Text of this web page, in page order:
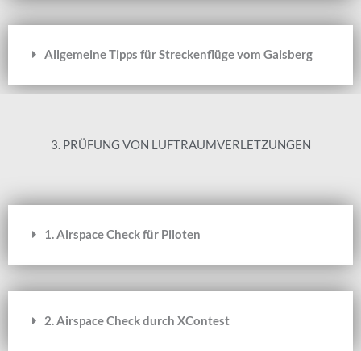
Allgemeine Tipps für Streckenflüge vom Gaisberg
3. PRÜFUNG VON LUFTRAUMVERLETZUNGEN
1. Airspace Check für Piloten
2. Airspace Check durch XContest